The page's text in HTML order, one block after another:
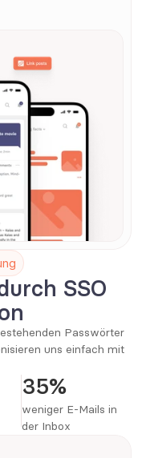
SSO
Passwörter
uns einfach mit
35%
weniger E-Mails in
der Inbox